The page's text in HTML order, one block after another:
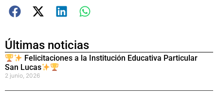
Últimas noticias
Felicitaciones a la Institución Educativa Particular
San Lucas
2 junio, 2026